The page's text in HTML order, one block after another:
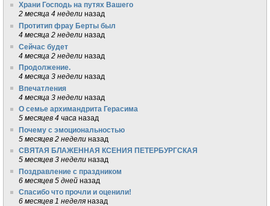
Храни Господь на путях Вашего
2 месяца 4 недели назад
Протитип фрау Берты был
4 месяца 2 недели назад
Сейчас будет
4 месяца 2 недели назад
Продолжение.
4 месяца 3 недели назад
Впечатления
4 месяца 3 недели назад
О семье архимандрита Герасима
5 месяцев 4 часа назад
Почему с эмоциональностью
5 месяцев 2 недели назад
СВЯТАЯ БЛАЖЕННАЯ КСЕНИЯ ПЕТЕРБУРГСКАЯ
5 месяцев 3 недели назад
Поздравление с праздником
6 месяцев 5 дней назад
Спасибо что прочли и оценили!
6 месяцев 1 неделя назад